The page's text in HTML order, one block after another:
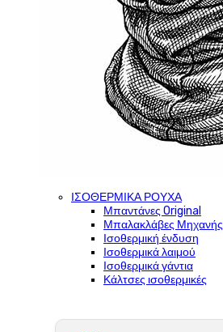
ΙΣΟΘΕΡΜΙΚΑ ΡΟΥΧΑ
Μπαντάνες Original
Μπαλακλάβες Μηχανής
Ισοθερμική ένδυση
Ισοθερμικά λαιμού
Ισοθερμικά γάντια
Κάλτσες ισοθερμικές